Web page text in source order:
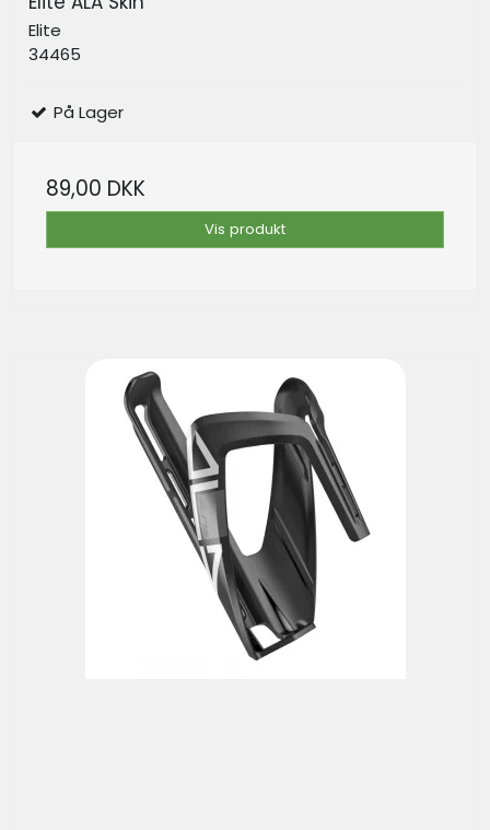
Elite
34465
På Lager
89,00 DKK
Vis produkt